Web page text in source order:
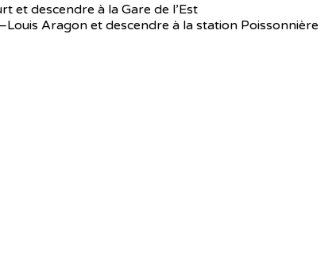
et descendre à la Gare de l’Est
Aragon et descendre à la station Poissonnière